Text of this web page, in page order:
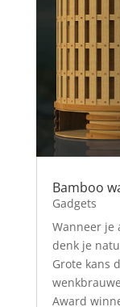
Bamboo
Gadgets
Wanneer je
denk je
Grote kans
Award